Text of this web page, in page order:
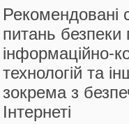
Рекомендовані
питань безпеки
інформаційно-
технологій та
зокрема з
Інтернеті